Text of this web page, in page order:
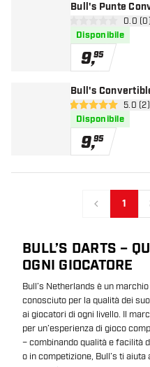
Bull's Punte
apri
0 stelle di 0.0 (0)
Disponibile
9,95
Bull's
apri
5 stelle di 5.0 (2)
Disponibile
9,95
Precedente
1
BULL’S DARTS –
OGNI GIOCATORE
Bull’s Netherlands è un
conosciuto per la qualità dei
ai giocatori di ogni livello. Il
per un’esperienza di gioco
– combinando qualità e facilità
o in competizione, Bull’s ti